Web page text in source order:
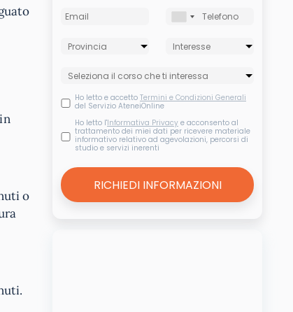
o
Ho letto e accetto Termini e Condizioni Generali
del Servizio AteneiOnline
Ho letto l'Informativa Privacy e acconsento al
trattamento dei miei dati per ricevere materiale
informativo relativo ad agevolazioni, percorsi di
studio e servizi inerenti